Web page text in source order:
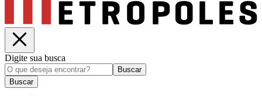
Digite sua busca
Buscar
Buscar